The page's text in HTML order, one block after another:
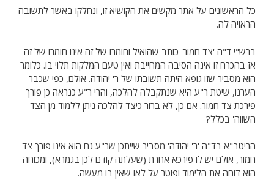
כל הראשונים על אתר מקשים את הקושיא זו, ונחלקו באשר לתשובה
הראויה לה.
ברש"י ד"ה 'צד חמור' כותב שהואיל וחומרו של זה אינו חומרו של זה
אז בהכרח זו אינה הסיבה המחייבת ואין טעם המלקות תלוי בו. כלומר
הוא מסביר שזו גופא היתה תשובתו של ר' יהודה. אולם, כפי שכבר
הערנו, שיטת ר"ע היא שנתקבלה להלכה, והרי ר"ע כנראה כן פורך
פירכת צד חמור. אם כן, לא ברור כיצד להלכה ניתן ללמוד מן הצד
השווה' בכלל?
הריטב"א בד"ה 'ר' יהודה' מסביר שייתכן שר"ע גם הוא אינו פורך צד
חמור, אולם יש לו פירכא אחרת (שעלתה קודם לכן בגמרא), ומכוחה
הוא דוחה את הלימוד ופוטר על לאו שאין בו מעשה.